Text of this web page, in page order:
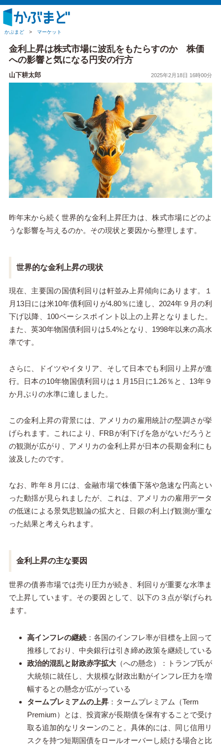
かぶまど > マーケット
金利上昇は株式市場に波乱をもたらすのか 株価
への影響と気になる円安の行方
山下耕太郎 2025年2月18日 16時00分
昨年末から続く世界的な金利上昇圧力は、株式市場にどのよ
うな影響を与えるのか。その現状と要因から整理します。
世界的な金利上昇の現状
現在、主要国の国債利回りは軒並み上昇傾向にあります。１
月13日には米10年債利回りが4.80％に達し、2024年９月の利
下げ以降、100ベーシスポイント以上の上昇となりました。
また、英30年物国債利回りは5.4%となり、1998年以来の高水
準です。
さらに、ドイツやイタリア、そして日本でも利回り上昇が進
行。日本の10年物国債利回りは１月15日に1.26％と、13年９
か月ぶりの水準に達しました。
この金利上昇の背景には、アメリカの雇用統計の堅調さが挙
げられます。これにより、FRBが利下げを急がないだろうと
の観測が広がり、アメリカの金利上昇が日本の長期金利にも
波及したのです。
なお、昨年８月には、金融市場で株価下落や急速な円高とい
った動揺が見られましたが、これは、アメリカの雇用データ
の低迷による景気悲観論の拡大と、日銀の利上げ観測が重な
った結果と考えられます。
金利上昇の主な要因
世界の債券市場では売り圧力が続き、利回りが重要な水準ま
で上昇しています。その要因として、以下の３点が挙げられ
ます。
高インフレの継続 ：各国のインフレ率が目標を上回って
推移しており、中央銀行は引き締め政策を継続している
政治的混乱と財政赤字拡大 （への懸念）：トランプ氏が
大統領に就任し、大規模な財政出動がインフレ圧力を増
幅するとの懸念が広がっている
タームプレミアムの上昇 ：タームプレミアム（Term
Premium）とは、投資家が長期債を保有することで受け
取る追加的なリターンのこと。具体的には、同じ信用リ
スクを持つ短期国債をロールオーバーし続ける場合と比